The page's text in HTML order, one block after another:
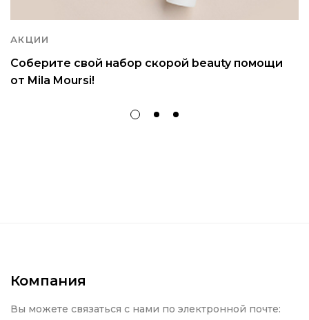
АКЦИИ
Соберите свой набор скорой beauty помощи
от Mila Moursi!
Компания
Вы можете связаться с нами по электронной почте: